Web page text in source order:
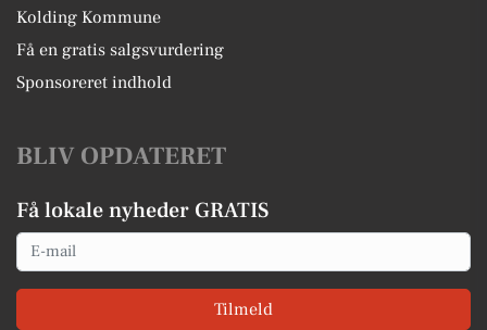
Kolding Kommune
Få en gratis salgsvurdering
Sponsoreret indhold
BLIV OPDATERET
Få lokale nyheder GRATIS
Email
Tilmeld